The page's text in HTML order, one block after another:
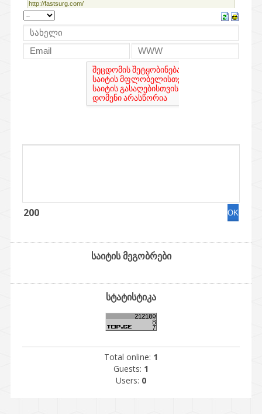
200
საიტის მეგობრები
სტატისტიკა
Total online: 1
Guests: 1
Users: 0